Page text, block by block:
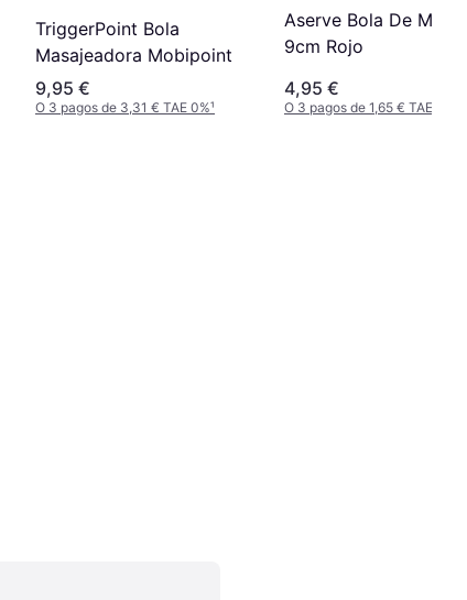
TriggerPoint Bola
Masajeadora Mobipoint
9,95 €
O 3 pagos de 3,31 € TAE 0%¹
Aserve Bola De
9cm Rojo
4,95 €
O 3 pagos de 1,65 € TAE 0%